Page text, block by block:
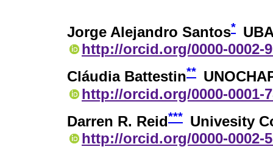
Jorge Alejandro Santos*
http://orcid.org/0000-0002-
Cláudia Battestin**
http://orcid.org/0000-0001-
Darren R. Reid*** Univesity
http://orcid.org/0000-0002-